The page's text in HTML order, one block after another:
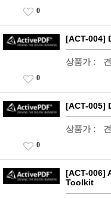
0
[ACT-004]
상품가 :
0
[ACT-005]
상품가 :
0
[ACT-006]
Toolkit